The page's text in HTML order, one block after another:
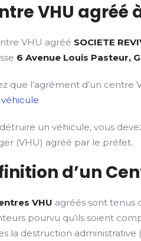
VHU agréé
VHU agréé SOCIETE
6 Avenue Louis Pasteur,
que l’agrément d’un centre
un véhicule, vous
(VHU) agréé par le préfet.
d’un
VHU agréés sont tenus
pourvu qu’ils soient
la destruction